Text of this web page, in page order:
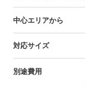
中心エリアから
対応サイズ
別途費用